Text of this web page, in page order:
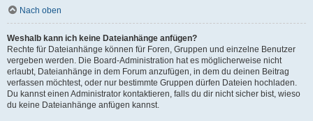
Nach oben
Weshalb kann ich keine Dateianhänge anfügen?
Rechte für Dateianhänge können für Foren, Gruppen und einzelne Benutzer
vergeben werden. Die Board-Administration hat es möglicherweise nicht
erlaubt, Dateianhänge in dem Forum anzufügen, in dem du deinen Beitrag
verfassen möchtest, oder nur bestimmte Gruppen dürfen Dateien hochladen.
Du kannst einen Administrator kontaktieren, falls du dir nicht sicher bist, wieso
du keine Dateianhänge anfügen kannst.